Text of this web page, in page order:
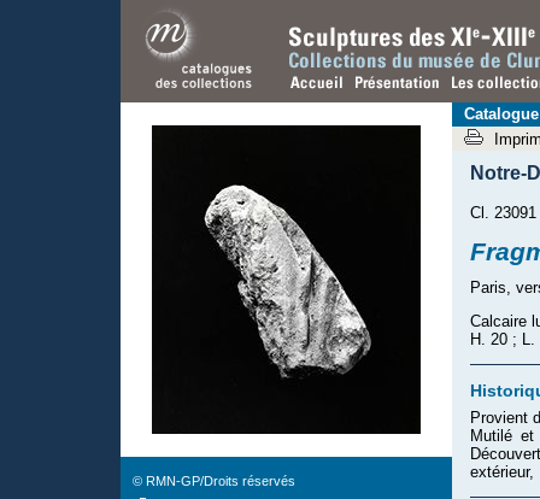
Notre-
Cl. 23091
Paris,
Calcaire
H. 20 ;
Provient
Mutilé et
extérieur,
© RMN-GP/Droits réservés
Catalogue